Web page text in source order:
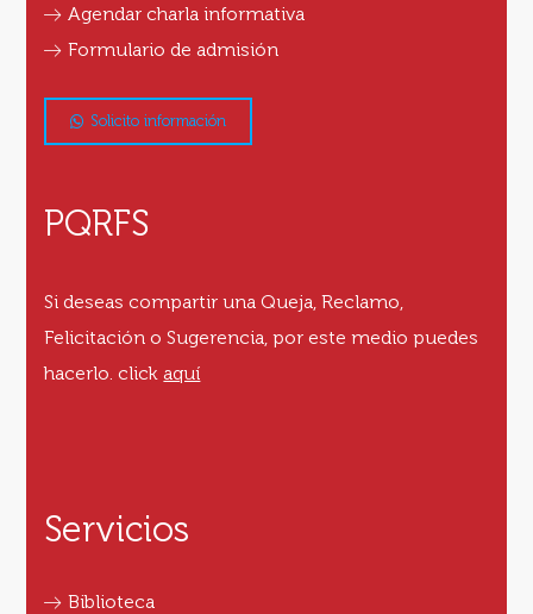
Agendar charla informativa
Formulario de admisión
Solicito información
PQRFS
Si deseas compartir una Queja, Reclamo,
Felicitación o Sugerencia, por este medio puedes
hacerlo. clickaquí
Servicios
Biblioteca